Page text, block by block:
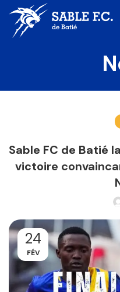
Sable FC de Batié
victoire
24
FÉV